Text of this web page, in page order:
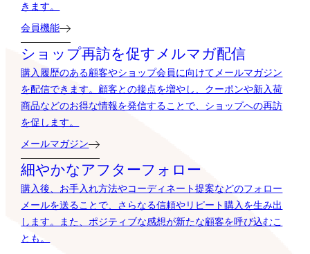
きます。
会員機能
ショップ再訪を促すメルマガ配信
購入履歴のある顧客やショップ会員に向けてメールマガジン
を配信できます。顧客との接点を増やし、クーポンや新入荷
商品などのお得な情報を発信することで、ショップへの再訪
を促します。
メールマガジン
細やかなアフターフォロー
購入後、お手入れ方法やコーディネート提案などのフォロー
メールを送ることで、さらなる信頼やリピート購入を生み出
します。また、ポジティブな感想が新たな顧客を呼び込むこ
とも。